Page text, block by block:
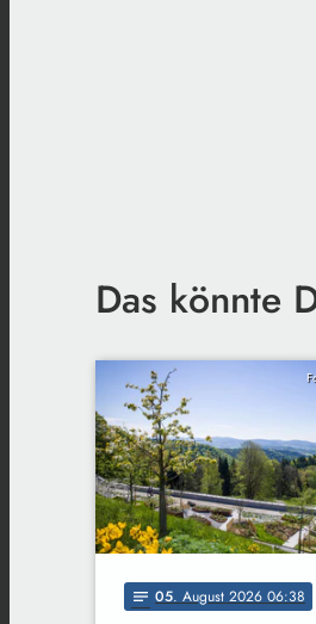
Das könnte
notes 05. August 2026 06:38